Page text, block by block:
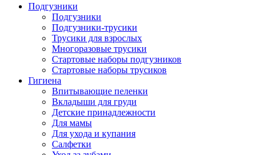
Подгузники
Подгузники
Подгузники-трусики
Трусики для взрослых
Многоразовые трусики
Стартовые наборы подгузников
Стартовые наборы трусиков
Гигиена
Впитывающие пеленки
Вкладыши для груди
Детские принадлежности
Для мамы
Для ухода и купания
Салфетки